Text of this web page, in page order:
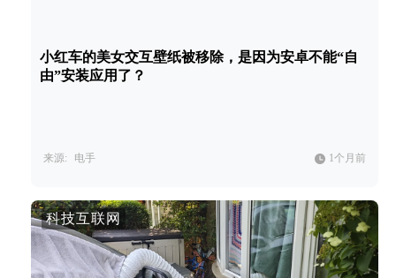
小红车的美女交互壁纸被移除，是因为安卓不能“自
由”安装应用了？
来源: 电手 1个月前
科技互联网